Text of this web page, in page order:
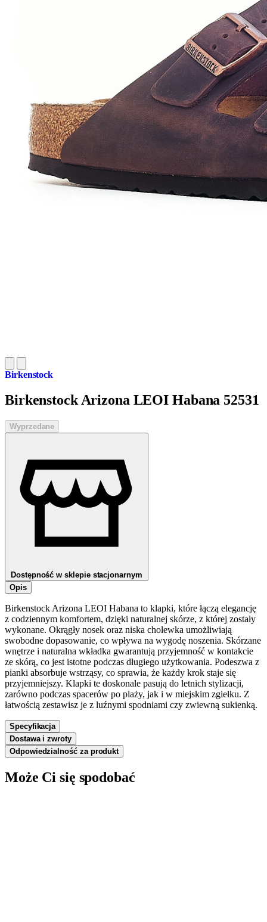
Birkenstock
Birkenstock Arizona LEOI Habana 52531
Wyprzedane
Dostępność w sklepie stacjonarnym
Opis
Birkenstock Arizona LEOI Habana to klapki, które łączą elegancję
z codziennym komfortem, dzięki naturalnej skórze, z której zostały
wykonane. Okrągły nosek oraz niska cholewka umożliwiają
swobodne dopasowanie, co wpływa na wygodę noszenia. Skórzane
wnętrze i naturalna wkładka gwarantują przyjemność w kontakcie
ze skórą, co jest istotne podczas długiego użytkowania. Podeszwa z
pianki absorbuje wstrząsy, co sprawia, że każdy krok staje się
przyjemniejszy. Klapki te doskonale pasują do letnich stylizacji,
zarówno podczas spacerów po plaży, jak i w miejskim zgiełku. Z
łatwością zestawisz je z luźnymi spodniami czy zwiewną sukienką.
Specyfikacja
Dostawa i zwroty
Odpowiedzialność za produkt
Może Ci się spodobać